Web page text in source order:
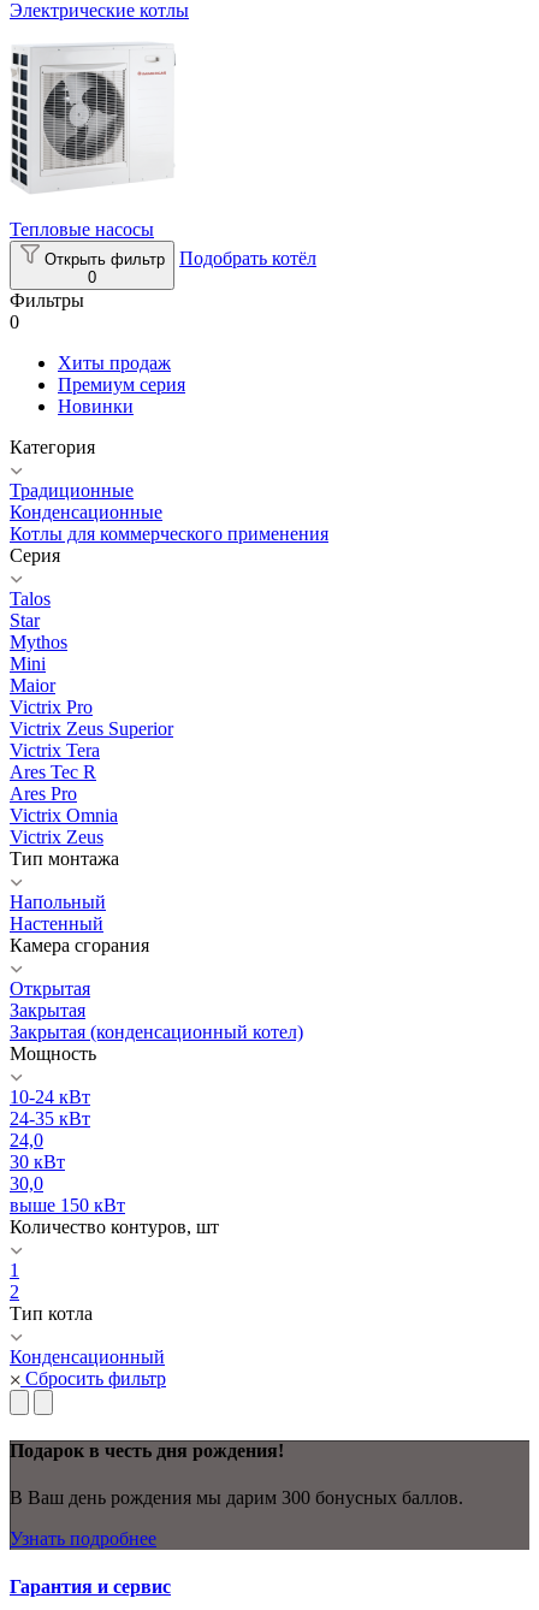
Электрические котлы
Тепловые насосы
Открыть фильтр
0
Подобрать котёл
Фильтры
0
Хиты продаж
Премиум серия
Новинки
Категория
Традиционные
Конденсационные
Котлы для коммерческого применения
Серия
Talos
Star
Mythos
Mini
Maior
Victrix Pro
Victrix Zeus Superior
Victrix Tera
Ares Tec R
Ares Pro
Victrix Omnia
Victrix Zeus
Тип монтажа
Напольный
Настенный
Камера сгорания
Открытая
Закрытая
Закрытая (конденсационный котел)
Мощность
10-24 кВт
24-35 кВт
24,0
30 кВт
30,0
выше 150 кВт
Количество контуров, шт
1
2
Тип котла
Конденсационный
Сбросить фильтр
Подарок в честь дня рождения!
В Ваш день рождения мы дарим 300 бонусных баллов.
Узнать подробнее
Гарантия и сервис